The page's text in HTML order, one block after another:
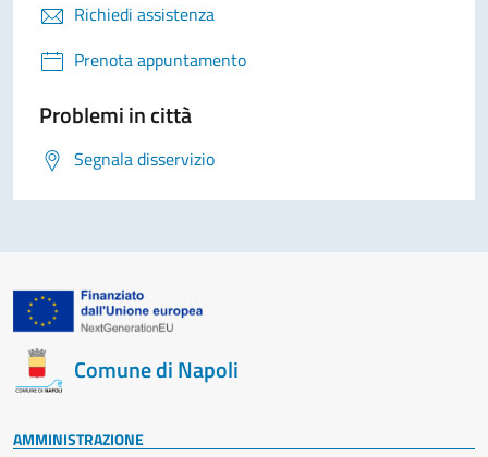
Richiedi assistenza
Prenota appuntamento
Problemi in città
Segnala disservizio
Comune di Napoli
AMMINISTRAZIONE